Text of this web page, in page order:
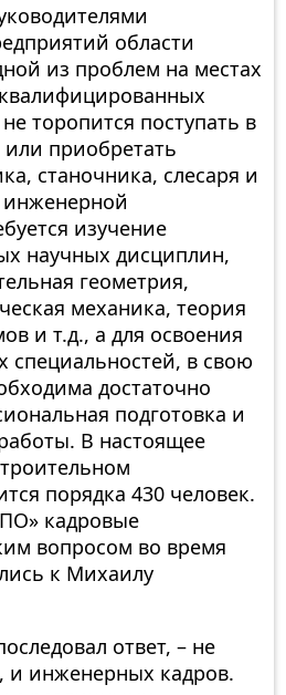
области
из проблем на местах
торопится поступать в
приобретать
станочника, слесаря и
инженерной
изучение
научных дисциплин,
геометрия,
механика, теория
и т.д., а для освоения
специальностей, в свою
достаточно
подготовка и
В настоящее
порядка 430 человек.
кадровые
вопросом во время
к Михаилу
ответ, – не
и инженерных кадров.